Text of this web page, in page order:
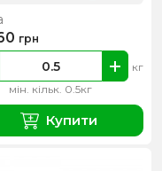
мін. кільк. 0.5кг
кг
грн
Купити